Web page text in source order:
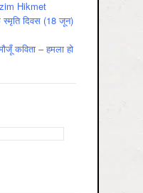
Hikmet
स्मृति दिवस (18 जून)
कविता – हमला हो